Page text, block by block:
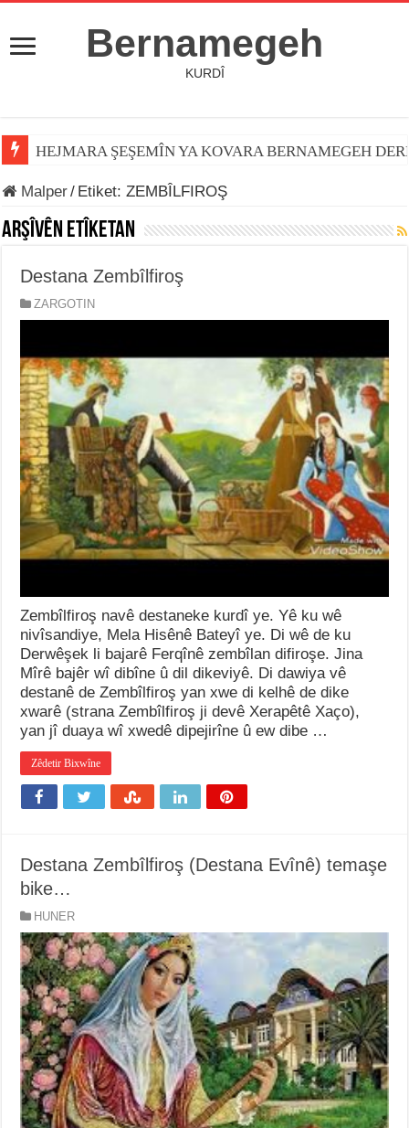
Bernamegeh
KURDÎ
HEJMARA ŞEŞEMÎN YA KOVARA BERNAMEGEH
Malper/ Etiket:ZEMBÎLFIROŞ
Arşîvên Etîketan
Destana Zembîlfiroş
ZARGOTIN
Zembîlfiroş navê destaneke kurdî ye. Yê ku wê
nivîsandiye, Mela Hisênê Bateyî ye. Di wê de ku
Derwêşek li bajarê Ferqînê zembîlan difiroşe. Jina
Mîrê bajêr wî dibîne û dil dikeviyê. Di dawiya vê
destanê de Zembîlfiroş yan xwe di kelhê de dike
xwarê (strana Zembîlfiroş ji devê Xerapêtê Xaço),
yan jî duaya wî xwedê dipejirîne û ew dibe …
Zêdetir Bixwîne
Destana Zembîlfiroş (Destana Evînê) temaşe
bike…
HUNER